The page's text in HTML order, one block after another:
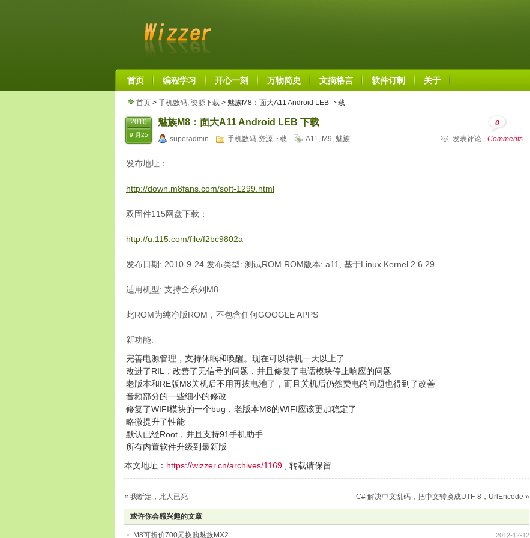
首页 编程学习 开心一刻 万物简史 文摘格言 软件订制 关于
首页 > 手机数码, 资源下载 > 魅族M8：面大A11 Android LEB 下载
2010
9 月25
魅族M8：面大A11 Android LEB 下载
superadmin 手机数码,资源下载 A11, M9, 魅族
0
Comments
发表评论
发布地址：
http://down.m8fans.com/soft-1299.html
双固件115网盘下载：
http://u.115.com/file/f2bc9802a
发布日期: 2010-9-24 发布类型: 测试ROM ROM版本: a11, 基于Linux Kernel 2.6.29
适用机型: 支持全系列M8
此ROM为纯净版ROM，不包含任何GOOGLE APPS
新功能:
完善电源管理，支持休眠和唤醒。现在可以待机一天以上了
改进了RIL，改善了无信号的问题，并且修复了电话模块停止响应的问题
老版本和RE版M8关机后不用再拔电池了，而且关机后仍然费电的问题也得到了改善
音频部分的一些细小的修改
修复了WIFI模块的一个bug，老版本M8的WIFI应该更加稳定了
略微提升了性能
默认已经Root，并且支持91手机助手
所有内置软件升级到最新版
本文地址： https://wizzer.cn/archives/1169 , 转载请保留.
« 我断定，此人已死 C# 解决中文乱码，把中文转换成UTF-8，UrlEncode »
或许你会感兴趣的文章
2012-12-12
M8可折价700元换购魅族MX2